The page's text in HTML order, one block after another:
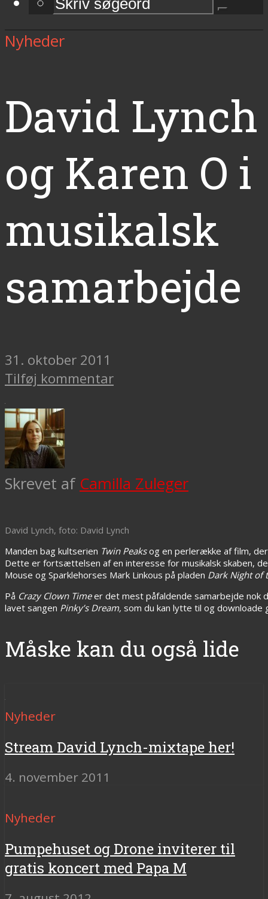
Nyheder
David Lynch
og Karen O i
musikalsk
samarbejde
31. oktober 2011
Tilføj kommentar
Skrevet af Camilla Zuleger
David Lynch, foto: David Lynch
Manden bag kultserien Twin Peaksog en perlerække af film,
Dette er fortsættelsen af en interesse for musikalsk skaben,
Mouse og Sparklehorses Mark Linkous på pladen Dark Night of
På Crazy Clown Timeer det mest påfaldende samarbejde nok
lavet sangen Pinky’s Dream, som du kan lytte til og downloade
Måske kan du også lide
Nyheder
Stream David Lynch-mixtape her!
4. november 2011
Nyheder
Pumpehuset og Drone inviterer til
gratis koncert med Papa M